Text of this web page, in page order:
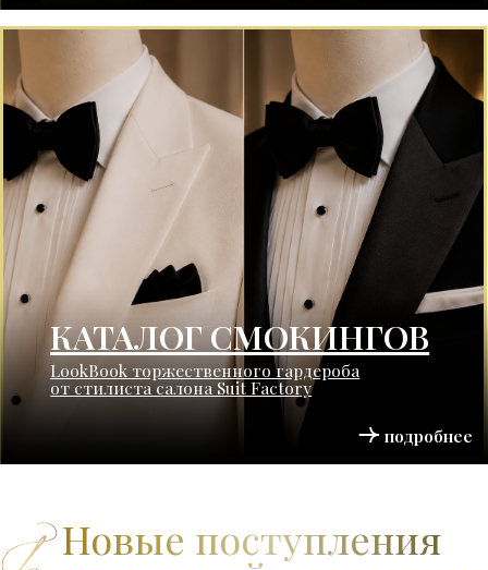
Идеальный подарок для особых случаев
и важных решений
ПОДАРОЧНЫЕ СЕРТИФИКАТЫ
подробнее